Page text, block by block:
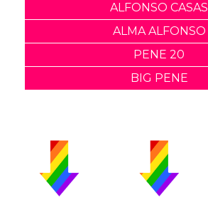
ALFONSO CASAS
ALMA ALFONSO
PENE 20
BIG PENE